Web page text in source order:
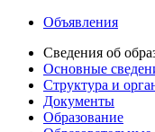
Объявления
Сведения об
Основные
Структура и
Документы
Образование